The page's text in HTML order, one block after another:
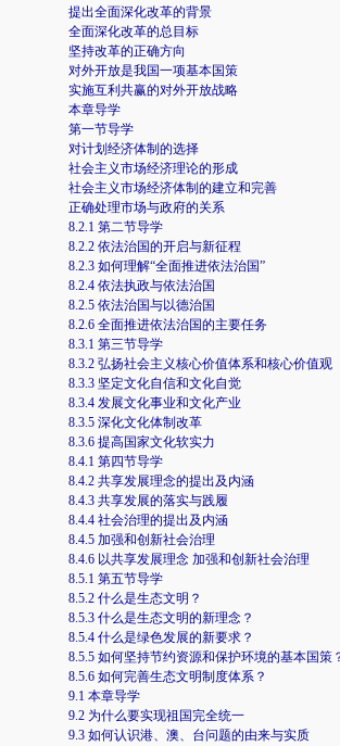
提出全面深化改革的背景
全面深化改革的总目标
坚持改革的正确方向
对外开放是我国一项基本国策
实施互利共赢的对外开放战略
本章导学
第一节导学
对计划经济体制的选择
社会主义市场经济理论的形成
社会主义市场经济体制的建立和完善
正确处理市场与政府的关系
8.2.1 第二节导学
8.2.2 依法治国的开启与新征程
8.2.3 如何理解“全面推进依法治国”
8.2.4 依法执政与依法治国
8.2.5 依法治国与以德治国
8.2.6 全面推进依法治国的主要任务
8.3.1 第三节导学
8.3.2 弘扬社会主义核心价值体系和核心价值观
8.3.3 坚定文化自信和文化自觉
8.3.4 发展文化事业和文化产业
8.3.5 深化文化体制改革
8.3.6 提高国家文化软实力
8.4.1 第四节导学
8.4.2 共享发展理念的提出及内涵
8.4.3 共享发展的落实与践履
8.4.4 社会治理的提出及内涵
8.4.5 加强和创新社会治理
8.4.6 以共享发展理念 加强和创新社会治理
8.5.1 第五节导学
8.5.2 什么是生态文明？
8.5.3 什么是生态文明的新理念？
8.5.4 什么是绿色发展的新要求？
8.5.5 如何坚持节约资源和保护环境的基本国策
8.5.6 如何完善生态文明制度体系？
9.1 本章导学
9.2 为什么要实现祖国完全统一
9.3 如何认识港、澳、台问题的由来与实质